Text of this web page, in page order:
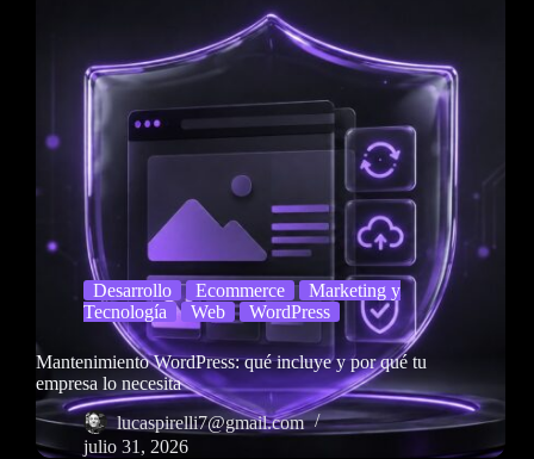
Desarrollo Ecommerce
Marketing y
Tecnología
Web WordPress
Mantenimiento WordPress: qué incluye y por qué tu
empresa lo necesita
lucaspirelli7@gmail.com
julio 31, 2026